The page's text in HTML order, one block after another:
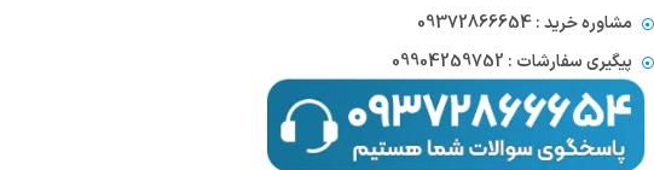
مشاوره خرید : 09372866654
پیگیری سفارشات : 09904259752